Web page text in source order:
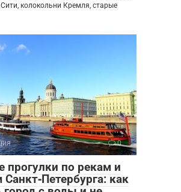
колокольни Кремля, старые
0
прогулки по рекам и
как